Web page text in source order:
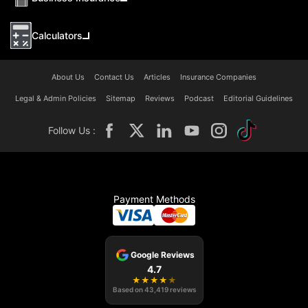
Calculators
About Us Contact Us Articles Insurance Companies
Legal & Admin Policies Sitemap Reviews Podcast Editorial Guidelines
Follow Us :
Payment Methods
Google Reviews
4.7
★ ★ ★ ★ ★
Based on43,419 reviews